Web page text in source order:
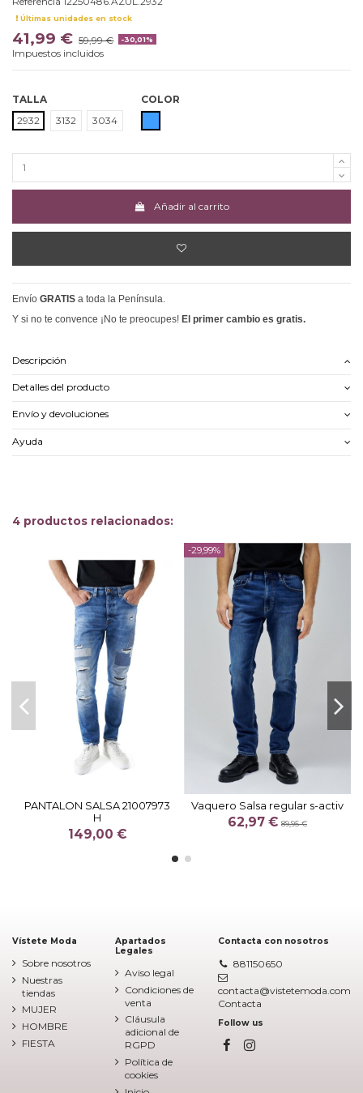
Últimas unidades en stock
41,99 € 59,99 € -30,01%
Impuestos incluidos
TALLA
2932
3132 3034
COLOR
Añadir al carrito
Envío GRATIS a toda la Península.
Y si no te convence ¡No te preocupes! El primer cambio es gratis.
Descripción
Detalles del producto
Envío y devoluciones
Ayuda
4 productos relacionados:
PANTALON SALSA 21007973
H
149,00 €
-29,99%
Vaquero Salsa regular s-activ
62,97 € 89,95 €
Vístete Moda
Sobre nosotros
Nuestras
tiendas
MUJER
HOMBRE
FIESTA
Apartados
Legales
Aviso legal
Condiciones de
venta
Cláusula
adicional de
RGPD
Política de
cookies
Contacta con nosotros
881150650
contacta@vistetemoda.com
Contacta
Follow us